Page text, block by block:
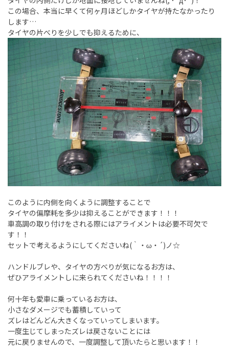
この場合、本当に早くて何ヶ月ほどしかタイヤが持たなかったり
します…
タイヤの片べりを少しでも抑えるために、
このように内側を向くように調整することで
タイヤの偏摩耗を多少は抑えることができます！！！
車高調の取り付けをされる際にはアライメントは必要不可欠で
す！！
セットで考えるようにしてくださいね(｀・ω・´)ノ☆
ハンドルブレや、タイヤの方べりが気になるお方は、
ぜひアライメントしに来られてくださいね！！！！
何十年も愛車に乗っているお方は、
小さなダメージでも蓄積していって
ズレはどんどん大きくなっていってしまいます。
一度生じてしまったズレは戻さないことには
元に戻りませんので、一度調整して頂いたらと思います！！